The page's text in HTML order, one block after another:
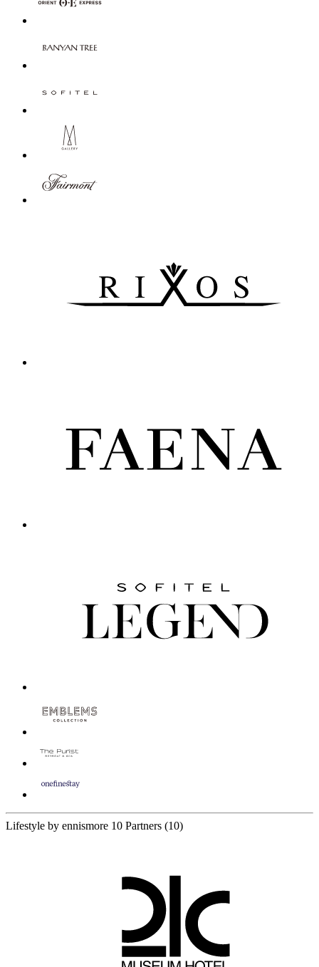
Lifestyle by ennismore 10 Partners (10)